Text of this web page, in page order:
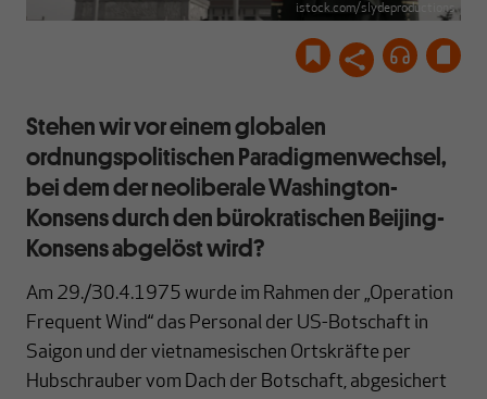
istock.com/slydeproductions
Stehen wir vor einem globalen
ordnungspolitischen Paradigmenwechsel,
bei dem der neoliberale Washington-
Konsens durch den bürokratischen Beijing-
Konsens abgelöst wird?
Am 29./30.4.1975 wurde im Rahmen der „Operation
Frequent Wind“ das Personal der US-Botschaft in
Saigon und der vietnamesischen Ortskräfte per
Hubschrauber vom Dach der Botschaft, abgesichert